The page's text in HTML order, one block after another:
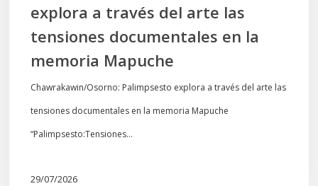
memoria
Mapuche
explora a través del arte las
tensiones documentales en la
memoria Mapuche
Chawrakawin/Osorno: Palimpsesto explora a través del arte las
tensiones documentales en la memoria Mapuche
“Palimpsesto:Tensiones…
29/07/2026